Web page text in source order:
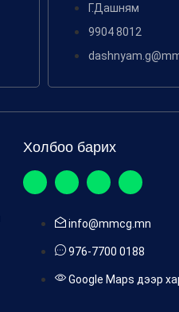
Г.Дашням
9904 8012
Холбоо барих
info@mmcg.mn
976-7700 0188
Google Maps дээр